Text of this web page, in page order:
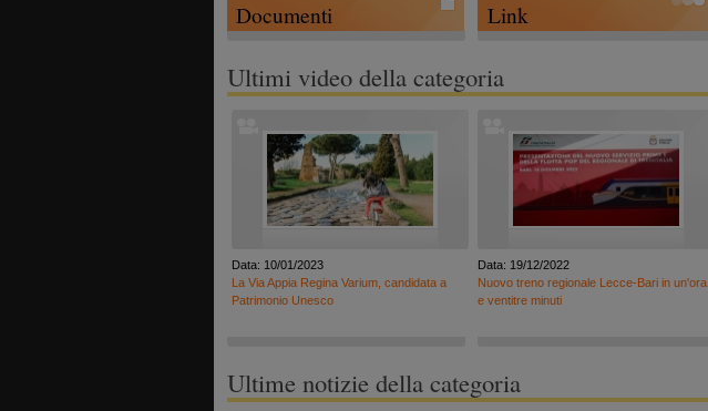
Documenti Link
Ultimi video della categoria
Data: 10/01/2023
La Via Appia Regina Varium, candidata a
Patrimonio Unesco
Data: 19/12/2022
Nuovo treno regionale Lecce-Bari in un'ora
e ventitre minuti
Ultime notizie della categoria